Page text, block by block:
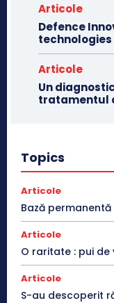
Articole
Defence
technologies
Articole
Un
tratamentul
Topics
Articole
Bază permanentă
Articole
O raritate : pui de
Articole
S-au descoperit